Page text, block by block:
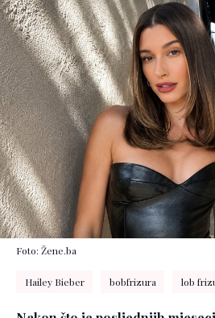
Foto: Žene.ba
Hailey Bieber bobfrizura lob